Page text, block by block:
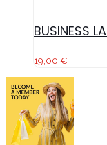
BUSINESS
19,00 €